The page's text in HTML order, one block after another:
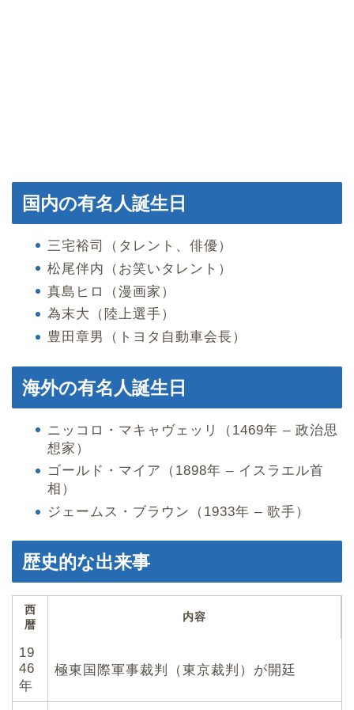
国内の有名人誕生日
三宅裕司（タレント、俳優）
松尾伴内（お笑いタレント）
真島ヒロ（漫画家）
為末大（陸上選手）
豊田章男（トヨタ自動車会長）
海外の有名人誕生日
ニッコロ・マキャヴェッリ（1469年 – 政治思
想家）
ゴールド・マイア（1898年 – イスラエル首
相）
ジェームス・ブラウン（1933年 – 歌手）
歴史的な出来事
西
暦
内容
19
46
年
極東国際軍事裁判（東京裁判）が開廷